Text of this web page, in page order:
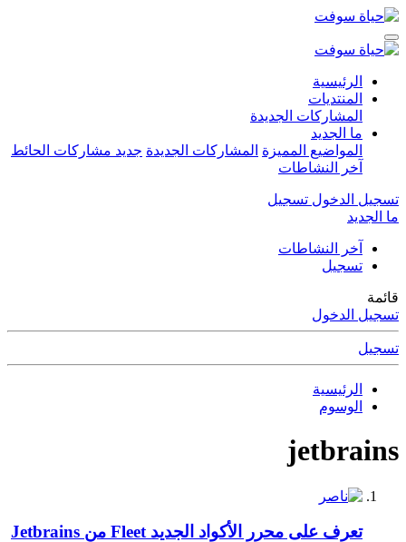
الرئيسية
المنتديات
المشاركات الجديدة
ما الجديد
المواضيع المميزة المشاركات الجديدة جديد مشاركات الحائط
آخر النشاطات
تسجيل الدخول تسجيل
ما الجديد
آخر النشاطات
تسجيل
قائمة
تسجيل الدخول
تسجيل
الرئيسية
الوسوم
jetbrains
تعرف على محرر الأكواد الجديد Fleet من Jetbrains